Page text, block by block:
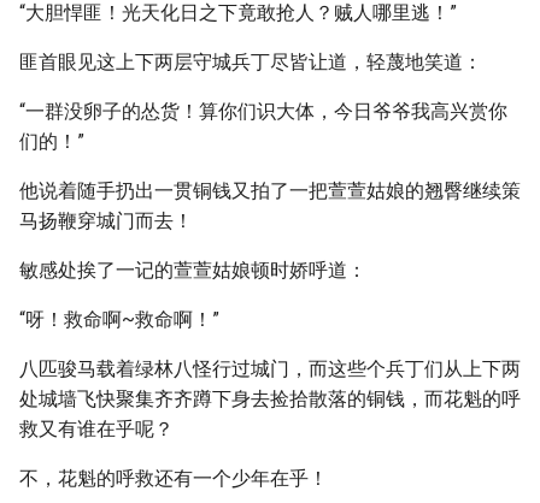
“大胆悍匪！光天化日之下竟敢抢人？贼人哪里逃！”
匪首眼见这上下两层守城兵丁尽皆让道，轻蔑地笑道：
“一群没卵子的怂货！算你们识大体，今日爷爷我高兴赏你
们的！”
他说着随手扔出一贯铜钱又拍了一把萱萱姑娘的翘臀继续策
马扬鞭穿城门而去！
敏感处挨了一记的萱萱姑娘顿时娇呼道：
“呀！救命啊~救命啊！”
八匹骏马载着绿林八怪行过城门，而这些个兵丁们从上下两
处城墙飞快聚集齐齐蹲下身去捡拾散落的铜钱，而花魁的呼
救又有谁在乎呢？
不，花魁的呼救还有一个少年在乎！